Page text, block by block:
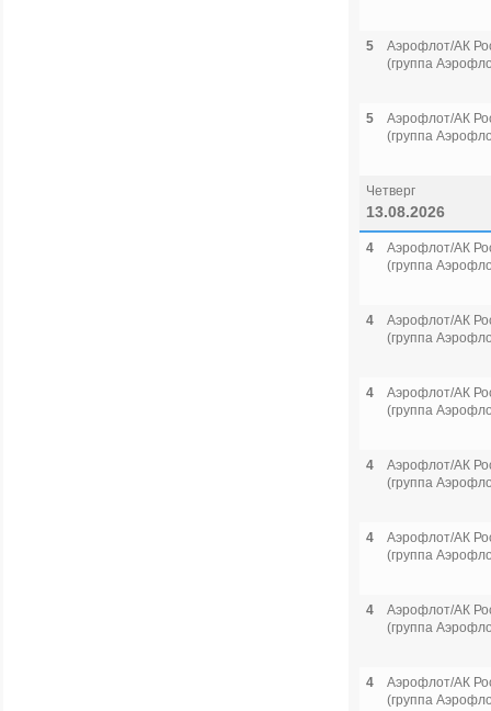
5
Аэрофлот/АК
(группа
5
Аэрофлот/АК
(группа
Четверг
13.08.2026
4
Аэрофлот/АК
(группа
4
Аэрофлот/АК
(группа
4
Аэрофлот/АК
(группа
4
Аэрофлот/АК
(группа
4
Аэрофлот/АК
(группа
4
Аэрофлот/АК
(группа
4
Аэрофлот/АК
(группа